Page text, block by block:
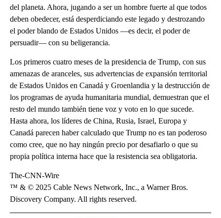
del planeta. Ahora, jugando a ser un hombre fuerte al que todos
deben obedecer, está desperdiciando este legado y destrozando
el poder blando de Estados Unidos —es decir, el poder de
persuadir— con su beligerancia.
Los primeros cuatro meses de la presidencia de Trump, con sus
amenazas de aranceles, sus advertencias de expansión territorial
de Estados Unidos en Canadá y Groenlandia y la destrucción de
los programas de ayuda humanitaria mundial, demuestran que el
resto del mundo también tiene voz y voto en lo que sucede.
Hasta ahora, los líderes de China, Rusia, Israel, Europa y
Canadá parecen haber calculado que Trump no es tan poderoso
como cree, que no hay ningún precio por desafiarlo o que su
propia política interna hace que la resistencia sea obligatoria.
The-CNN-Wire
™ & © 2025 Cable News Network, Inc., a Warner Bros.
Discovery Company. All rights reserved.